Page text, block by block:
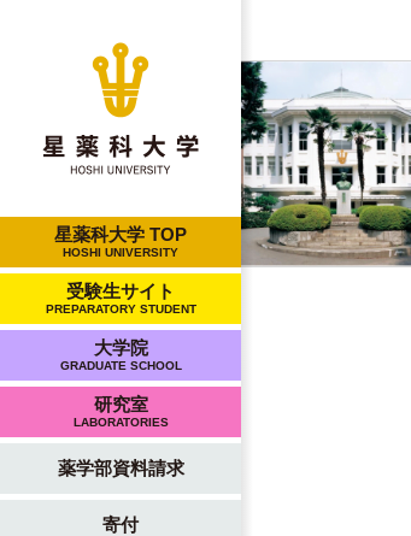
星薬科大学 TOP
HOSHI UNIVERSITY
受験生サイト
PREPARATORY STUDENT
大学院
GRADUATE SCHOOL
研究室
LABORATORIES
薬学部資料請求
寄付